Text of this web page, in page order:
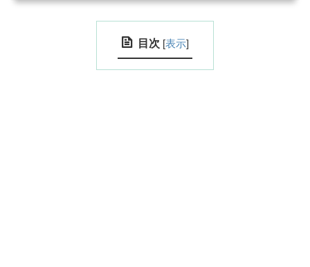
目次 [表示]